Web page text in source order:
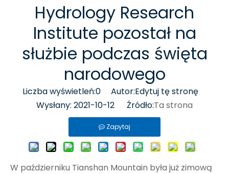
Hydrology Research
Institute pozostał na
służbie podczas święta
narodowego
Liczba wyświetleń:0 Autor:Edytuj tę stronę
Wysłany: 2021-10-12 Źródło:Ta strona
Zapytaj
W październiku Tianshan Mountain była już zimową